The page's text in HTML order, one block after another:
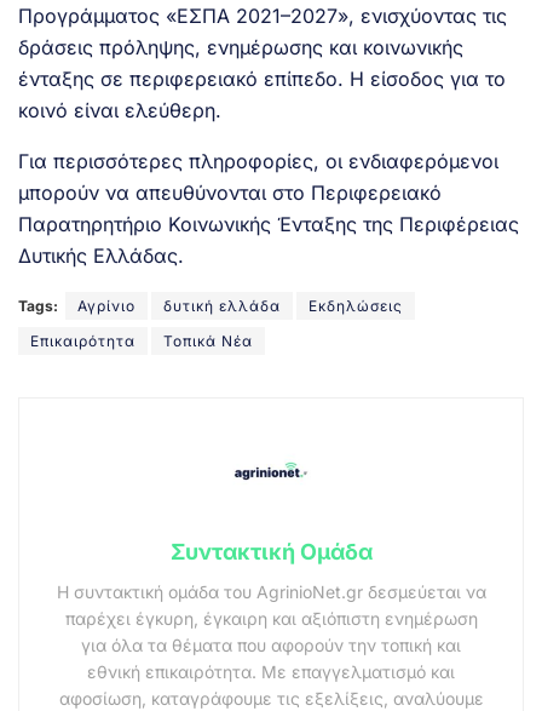
Προγράμματος «ΕΣΠΑ 2021–2027», ενισχύοντας τις
δράσεις πρόληψης, ενημέρωσης και κοινωνικής
ένταξης σε περιφερειακό επίπεδο. Η είσοδος για το
κοινό είναι ελεύθερη.
Για περισσότερες πληροφορίες, οι ενδιαφερόμενοι
μπορούν να απευθύνονται στο Περιφερειακό
Παρατηρητήριο Κοινωνικής Ένταξης της Περιφέρειας
Δυτικής Ελλάδας.
Tags: Αγρίνιο δυτική ελλάδα
Εκδηλώσεις
Επικαιρότητα
Τοπικά Νέα
Συντακτική Ομάδα
Η συντακτική ομάδα του AgrinioNet.gr δεσμεύεται να
παρέχει έγκυρη, έγκαιρη και αξιόπιστη ενημέρωση
για όλα τα θέματα που αφορούν την τοπική και
εθνική επικαιρότητα. Με επαγγελματισμό και
αφοσίωση, καταγράφουμε τις εξελίξεις, αναλύουμε